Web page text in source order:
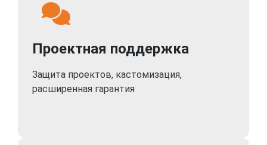
Проектная поддержка
Защита проектов, кастомизация,
расширенная гарантия